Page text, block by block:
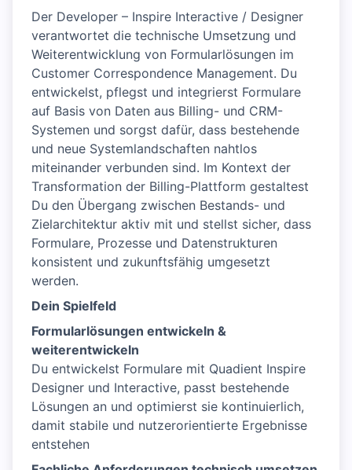
Der Developer – Inspire Interactive / Designer
verantwortet die technische Umsetzung und
Weiterentwicklung von Formularlösungen im
Customer Correspondence Management. Du
entwickelst, pflegst und integrierst Formulare
auf Basis von Daten aus Billing- und CRM-
Systemen und sorgst dafür, dass bestehende
und neue Systemlandschaften nahtlos
miteinander verbunden sind. Im Kontext der
Transformation der Billing-Plattform gestaltest
Du den Übergang zwischen Bestands- und
Zielarchitektur aktiv mit und stellst sicher, dass
Formulare, Prozesse und Datenstrukturen
konsistent und zukunftsfähig umgesetzt
werden.
Dein Spielfeld
Formularlösungen entwickeln &
weiterentwickeln
Du entwickelst Formulare mit Quadient Inspire
Designer und Interactive, passt bestehende
Lösungen an und optimierst sie kontinuierlich,
damit stabile und nutzerorientierte Ergebnisse
entstehen